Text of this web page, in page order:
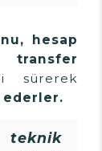
hesap
transfer
sürerek
ederler.
teknik